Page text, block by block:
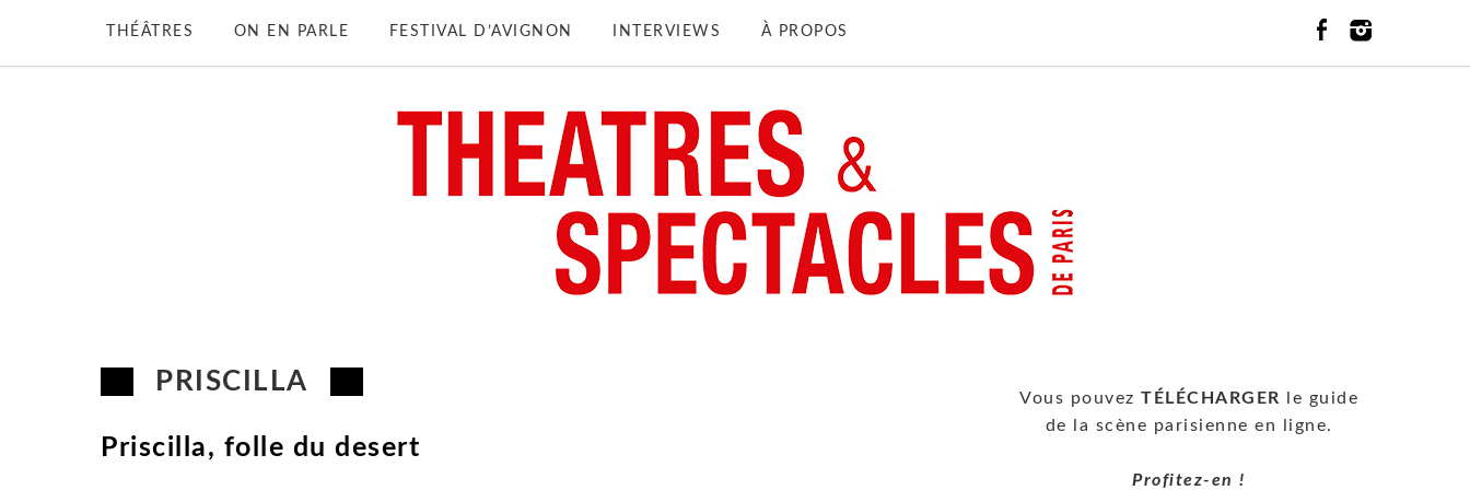
THÉÂTRES ON EN PARLE FESTIVAL D’AVIGNON INTERVIEWS À PROPOS
PRISCILLA
Priscilla, folle du desert
Vous pouvez TÉLÉCHARGER le guide
de la scène parisienne en ligne.
Profitez-en !